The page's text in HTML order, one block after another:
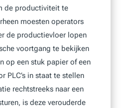
de productiviteit te
moesten operators
de productievloer lopen
voortgang te bekijken
op een stuk papier of een
PLC’s in staat te stellen
rechtstreeks naar een
is deze verouderde